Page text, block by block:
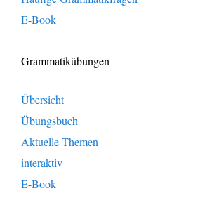
E-Book
Grammatikübungen
Übersicht
Übungsbuch
Aktuelle Themen
interaktiv
E-Book